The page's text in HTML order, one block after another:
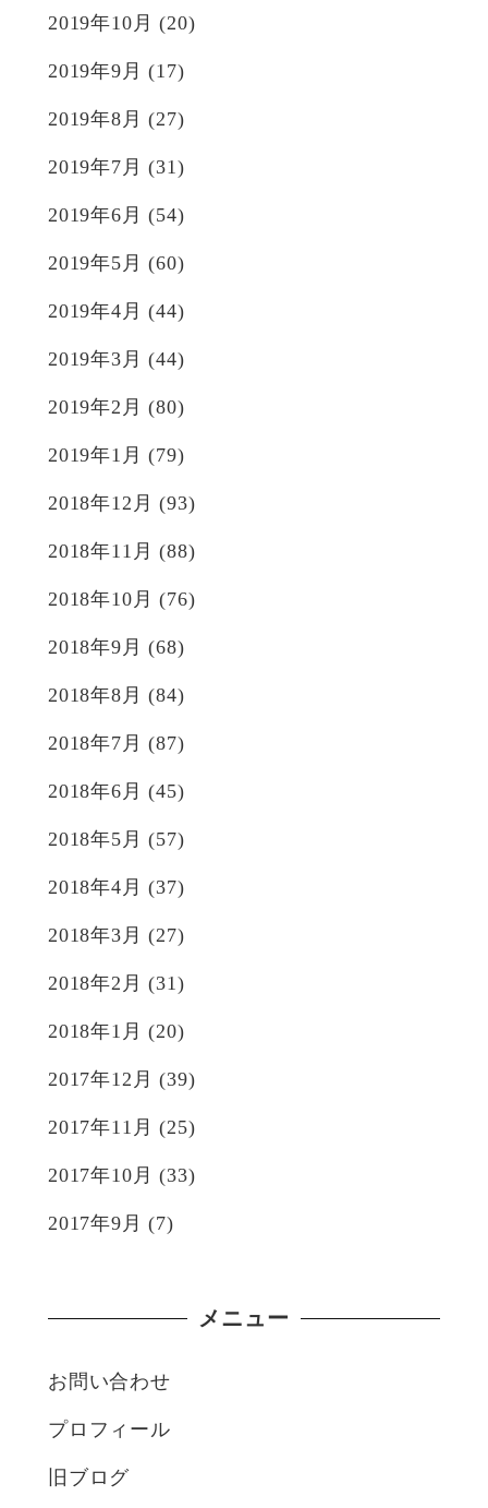
2019年10月 (20)
2019年9月 (17)
2019年8月 (27)
2019年7月 (31)
2019年6月 (54)
2019年5月 (60)
2019年4月 (44)
2019年3月 (44)
2019年2月 (80)
2019年1月 (79)
2018年12月 (93)
2018年11月 (88)
2018年10月 (76)
2018年9月 (68)
2018年8月 (84)
2018年7月 (87)
2018年6月 (45)
2018年5月 (57)
2018年4月 (37)
2018年3月 (27)
2018年2月 (31)
2018年1月 (20)
2017年12月 (39)
2017年11月 (25)
2017年10月 (33)
2017年9月 (7)
メニュー
お問い合わせ
プロフィール
旧ブログ